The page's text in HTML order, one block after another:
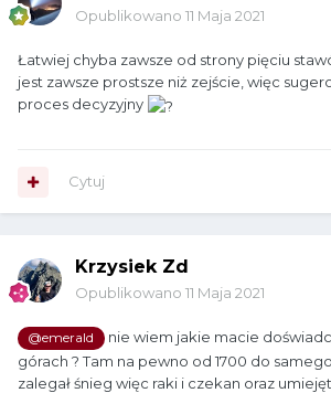
Opublikowano 11 Maja 2021
Łatwiej chyba zawsze od strony pięciu
jest zawsze prostsze niż zejście, więc
proces decyzyjny
Cytuj
Krzysiek Zd
Opublikowano 11 Maja 2021
@emerald
nie wiem jakie macie
górach ? Tam na pewno od 1700 do
zalegał śnieg więc raki i czekan oraz